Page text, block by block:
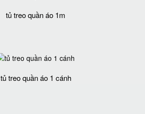
tủ treo quần áo 1m
tủ treo quần áo 1 cánh